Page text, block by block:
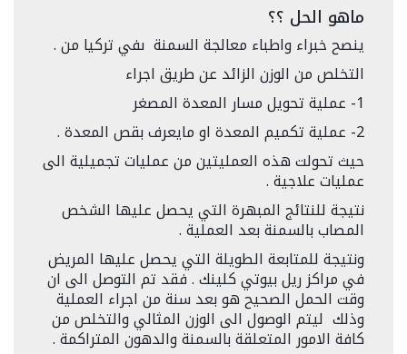
ماهو الحل ؟؟
ينصح خبراء واطباء معالجة السمنة ىفي تركيا من .
التخلص من الوزن الزائد عن طريق اجراء
1- عملية تحويل مسار المعدة المصغر
2- عملية تكميم المعدة او مايعرف بقص المعدة .
حيث تحولت هذه العمليتين من عمليات تجميلية الى
عمليات علاجية .
نتيجة للنتائج المبهرة التي يحصل عليها الشخص
المصاب بالسمنة بعد العملية .
ونتيجة للمتابعة الطويلة التي يحصل عليها المريض
في مراكز ريل بيوتي كلينك . فقد تم التوصل الى ان
وقت الحمل الصحيح هو بعد سنة من اجراء العملية
وذلك ليتم الوصول الى الوزن المثالي والتخلص من
كافة الامور المتعلقة بالسمنة والدهون المتراكمة .